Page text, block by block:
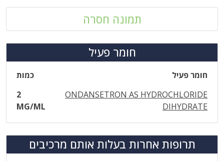
תמונה חסרה
חומר פעיל
חומר פעיל
כמות
ONDANSETRON AS HYDROCHLORIDE
DIHYDRATE
2
MG/ML
תרופות אחרות בעלות אותם מרכיבים